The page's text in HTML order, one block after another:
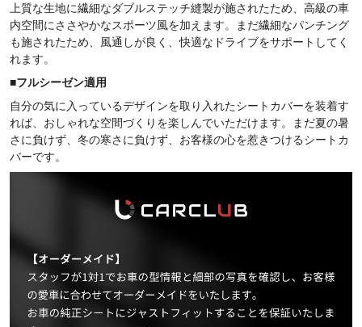
上質な生地に繊細なダブルステッチ縫製が施されたため、高級の車
内空間にささやかなスポーツ風を加えます。まだ繊細なパンチング
も施されたため、風通しが良く、快適なドライブをサポートしてく
れます。
■フルシーゼン適用
自分の気に入っているデザインを取り入れたシートカバーを装着す
れば、おしゃれな空間づくりを楽しんでいただけます。まだ夏の暑
さに負けず、冬の寒さに負けず、お客様の心を惹きつけるシートカ
バーです。